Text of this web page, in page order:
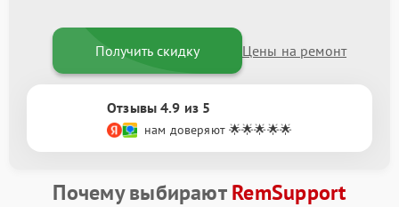
Получить скидку Цены на ремонт
Отзывы 4.9 из 5
нам доверяют 🌟🌟🌟🌟🌟
Почему выбираютRemSupport